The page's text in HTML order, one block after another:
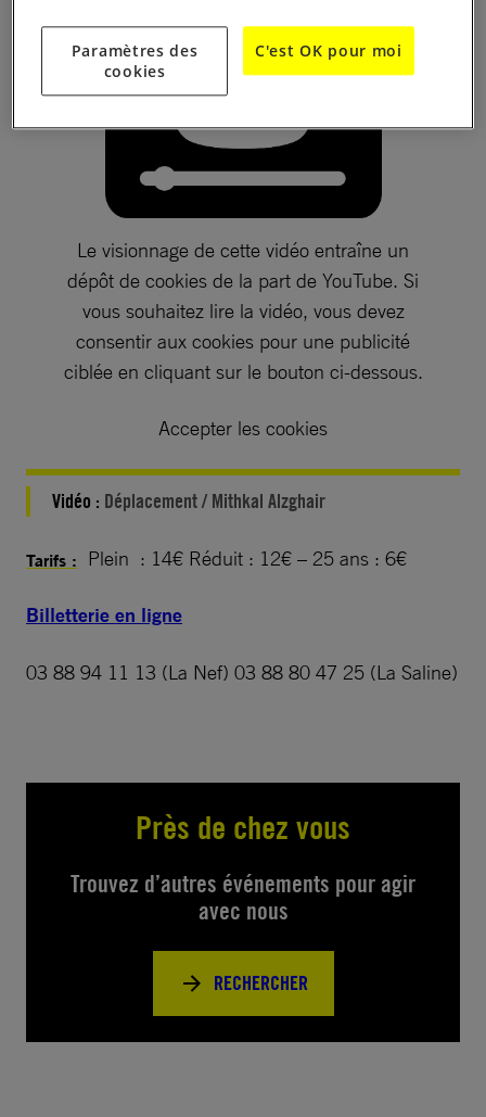
Le visionnage de cette vidéo entraîne un
dépôt de cookies de la part de YouTube. Si
vous souhaitez lire la vidéo, vous devez
consentir aux cookies pour une publicité
ciblée en cliquant sur le bouton ci-dessous.
Accepter les cookies
Vidéo : Déplacement / Mithkal Alzghair
Tarifs : Plein : 14€ Réduit : 12€ – 25 ans : 6€
Billetterie en ligne
03 88 94 11 13 (La Nef) 03 88 80 47 25 (La Saline)
Près de chez vous
Trouvez d’autres événements pour agir
avec nous
RECHERCHER
Paramètres des
cookies
C'est OK pour moi